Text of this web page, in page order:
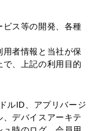
ス等の開発、各種
者情報と当社が保
、上記の利用目的
ルID、アプリバージ
デバイスアーキテ